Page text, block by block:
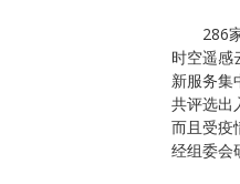
286
时空遥感
新服务集
共评选出
而且受疫
经组委会